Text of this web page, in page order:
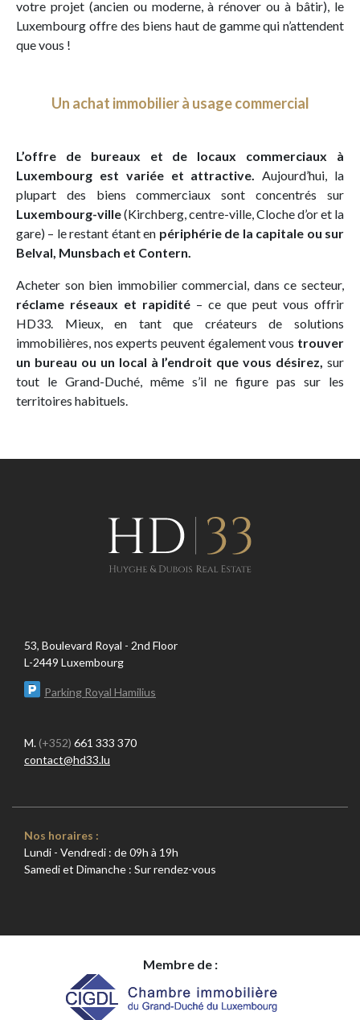
votre projet (ancien ou moderne, à rénover ou à bâtir), le
Luxembourg offre des biens haut de gamme qui n’attendent
que vous !
Un achat immobilier à usage commercial
L’offre de bureaux et de locaux commerciaux à
Luxembourg est variée et attractive.
Aujourd’hui, la
plupart des biens commerciaux sont concentrés sur
Luxembourg-ville(Kirchberg, centre-ville, Cloche d’or et la
gare) – le restant étant en périphérie de la capitale ou sur
Belval, Munsbach et Contern.
Acheter son bien immobilier commercial, dans ce secteur,
réclame réseaux et rapidité – ce que peut vous offrir
HD33. Mieux, en tant que créateurs de solutions
immobilières, nos experts peuvent également vous trouver
un bureau ou un local à l’endroit que vous désirez, sur
tout le Grand-Duché, même s’il ne figure pas sur les
territoires habituels.
53, Boulevard Royal - 2nd Floor
L-2449 Luxembourg
Parking Royal Hamilius
M. (+352) 661 333 370
contact@hd33.lu
Nos horaires :
Lundi - Vendredi : de 09h à 19h
Samedi et Dimanche : Sur rendez-vous
Membre de :